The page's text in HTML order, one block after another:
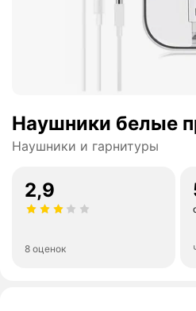
Наушники белые
Наушники и гарнитуры
2,9
8 оценок